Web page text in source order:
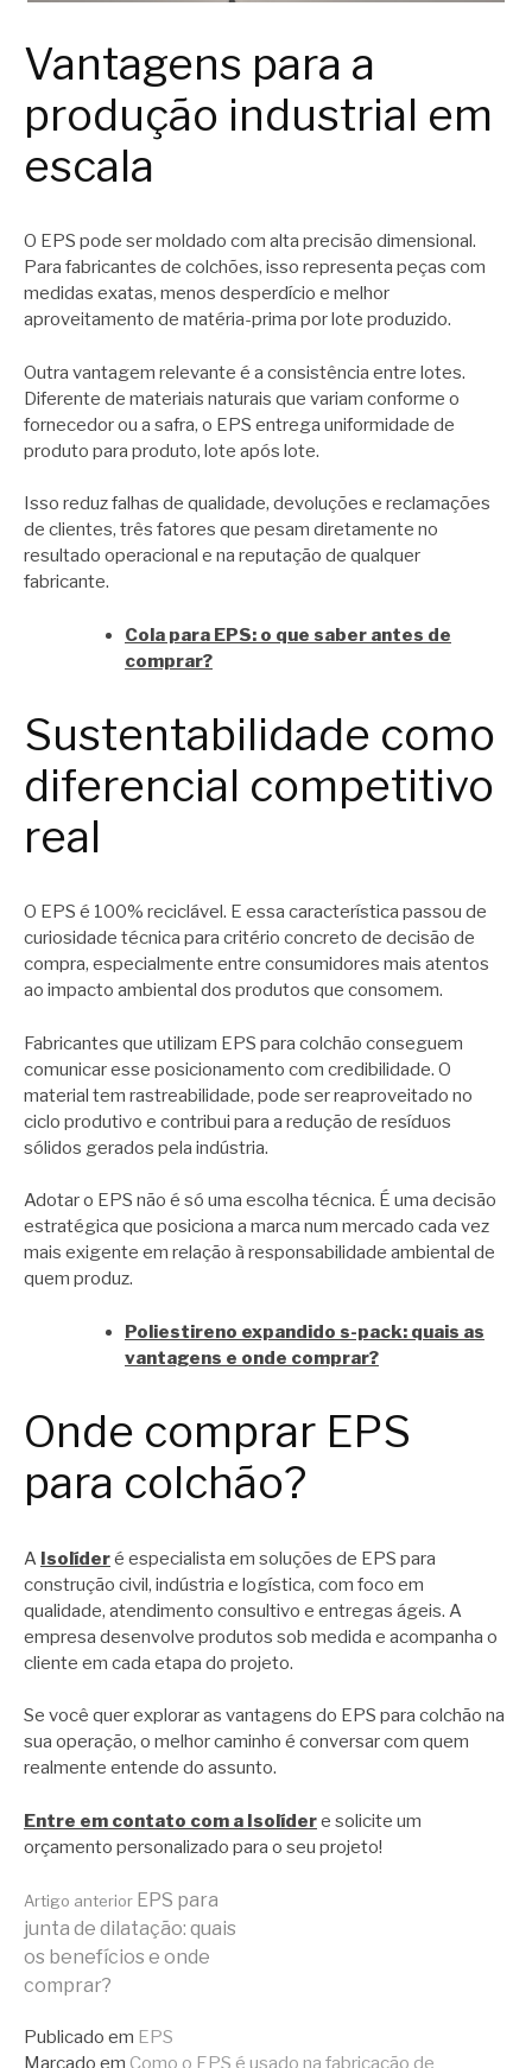
Vantagens para a
produção industrial em
escala
O EPS pode ser moldado com alta precisão dimensional.
Para fabricantes de colchões, isso representa peças com
medidas exatas, menos desperdício e melhor
aproveitamento de matéria-prima por lote produzido.
Outra vantagem relevante é a consistência entre lotes.
Diferente de materiais naturais que variam conforme o
fornecedor ou a safra, o EPS entrega uniformidade de
produto para produto, lote após lote.
Isso reduz falhas de qualidade, devoluções e reclamações
de clientes, três fatores que pesam diretamente no
resultado operacional e na reputação de qualquer
fabricante.
Cola para EPS: o que saber antes de
comprar?
Sustentabilidade como
diferencial competitivo
real
O EPS é 100% reciclável. E essa característica passou de
curiosidade técnica para critério concreto de decisão de
compra, especialmente entre consumidores mais atentos
ao impacto ambiental dos produtos que consomem.
Fabricantes que utilizam EPS para colchão conseguem
comunicar esse posicionamento com credibilidade. O
material tem rastreabilidade, pode ser reaproveitado no
ciclo produtivo e contribui para a redução de resíduos
sólidos gerados pela indústria.
Adotar o EPS não é só uma escolha técnica. É uma decisão
estratégica que posiciona a marca num mercado cada vez
mais exigente em relação à responsabilidade ambiental de
quem produz.
Poliestireno expandido s-pack: quais as
vantagens e onde comprar?
Onde comprar EPS
para colchão?
A Isolíderé especialista em soluções de EPS para
construção civil, indústria e logística, com foco em
qualidade, atendimento consultivo e entregas ágeis. A
empresa desenvolve produtos sob medida e acompanha o
cliente em cada etapa do projeto.
Se você quer explorar as vantagens do EPS para colchão na
sua operação, o melhor caminho é conversar com quem
realmente entende do assunto.
Entre em contato com a Isolídere solicite um
orçamento personalizado para o seu projeto!
Continue
lendo
Artigo anterior EPS para
junta de dilatação: quais
os benefícios e onde
comprar?
Publicado em EPS
Marcado em Como o EPS é usado na fabricação de